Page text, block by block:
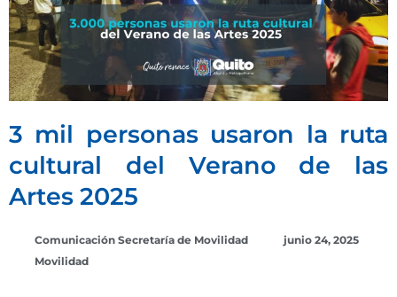
3 mil personas usaron la ruta
cultural del Verano de las
Artes 2025
Comunicación Secretaría de Movilidad
junio 24, 2025
Movilidad